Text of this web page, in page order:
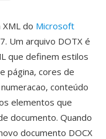
do Microsoft
Um arquivo DOTX é
que definem estilos
página, cores de
conteúdo
elementos que
documento. Quando
documento DOCX